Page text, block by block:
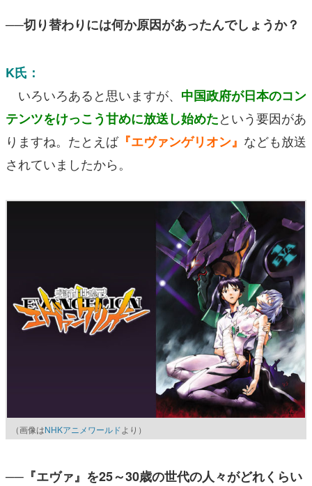
──切り替わりには何か原因があったんでしょうか？
K氏：
いろいろあると思いますが、 中国政府が日本のコン
テンツをけっこう甘めに放送し始めたという要因があ
りますね。たとえば『エヴァンゲリオン』 なども放送
されていましたから。
（画像はNHKアニメワールドより）
──『エヴァ』を25～30歳の世代の人々がどれくらい